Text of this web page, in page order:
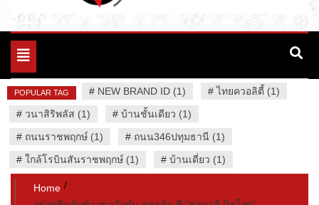
94 Report.com
Variety News
Toggle
POPULAR TAG # NEW BRAND ID (1) #ไทยควอลิตี้ (1)
# วนาสิริพลัส (1) # บ้านชั้นเดียว (1)
# ถนนราชพฤกษ์ (1) # ถนน346ปทุมธานี (1)
# ใกล้โรบินสันราชพฤกษ์ (1) # บ้านเดี่ยว (1)
Home